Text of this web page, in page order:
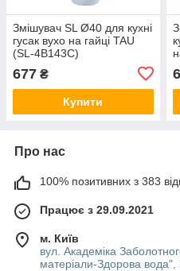
Змішувач SL Ø40 для кухні
гусак вухо на гайці TAU
(SL-4B143C)
677 ₴
Купити
Про нас
100% позитивних з 383
Працює з 29.09.2021
м. Київ
вул. Академіка
матеріали-Здорова вода",